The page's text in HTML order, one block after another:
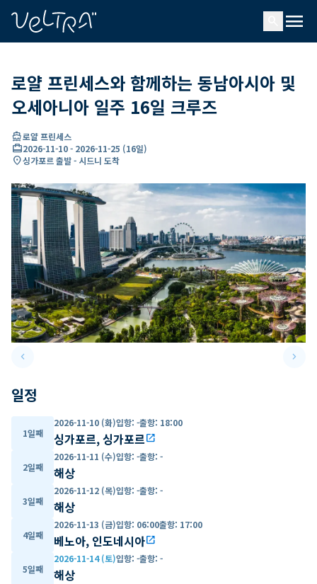
menu
로얄 프린세스와 함께하는 동남아시아 및
오세아니아 일주 16일 크루즈
directions_boat로얄 프린세스
card_travel2026-11-10- 2026-11-25 (16일)
location_on싱가포르 출발 - 시드니 도착
keyboard_arrow_leftPrevious slide keyboard_arrow_right
일정
1일째
2026-11-10 (화)입항: -출항: 18:00
싱가포르, 싱가포르open_in_new
2일째
2026-11-11 (수)입항: -출항: -
해상
3일째
2026-11-12 (목)입항: -출항: -
해상
4일째
2026-11-13 (금)입항: 06:00출항: 17:00
베노아, 인도네시아open_in_new
5일째
2026-11-14 (토)입항: -출항: -
해상